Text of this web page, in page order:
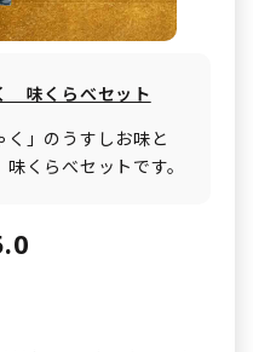
味くらべセット
く」のうすしお味と
くらべセットです。